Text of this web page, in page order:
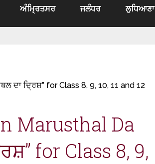
ਅੰਮ੍ਰਿਤਸਰ ਜਲੰਧਰ ਲੁਧਿਆਣਾ
ਦਾ ਦ੍ਰਿਸ਼” for Class 8, 9, 10, 11 and 12
Marusthal Da
for Class 8, 9,